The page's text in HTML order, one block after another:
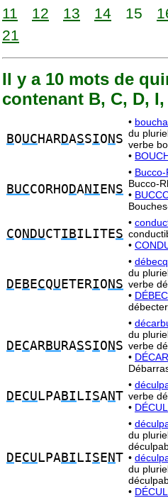
11
12 13 14 15
21
Il y a 10 mots de
contenant B, C, D, I,
BOUC HARDASSIO N S
•
du
verbe
•
BUCCORHO DANI EN S
•
Bucco-
•
CO NDUCTIBILITES
•
•
D E B ECQU ETERIO NS
•
du
verbe
•
D ECARBU RASSIO N S
•
du
verbe
•
D ECU LPABI LISANT
•
verbe
•
D ECU LPABI LIS E NT
•
du
•
du
•